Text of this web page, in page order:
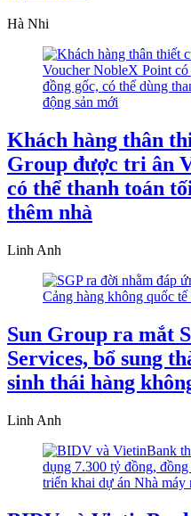
Hà Nhi
Khách hàng thân
Group được tri ân
có thể thanh toán
thêm nhà
Linh Anh
Sun Group ra mắt
Services, bổ sung
sinh thái hàng
Linh Anh